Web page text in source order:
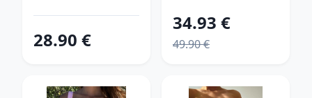
28.90 €
34.93 €
49.90 €